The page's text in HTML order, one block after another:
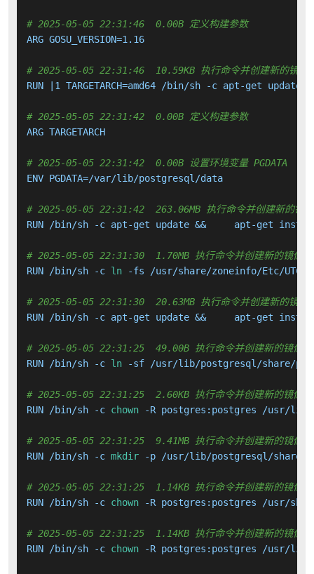
# 2025-05-05 22:31:46  0.00B 定义构建参数
ARG GOSU_VERSION=1.16
# 2025-05-05 22:31:46  10.59KB 执行命令并创建新的镜像
RUN |1 TARGETARCH=amd64 /bin/sh -c apt-get
# 2025-05-05 22:31:42  0.00B 定义构建参数
ARG TARGETARCH
# 2025-05-05 22:31:42  0.00B 设置环境变量 PGDATA
ENV PGDATA=/var/lib/postgresql/data
# 2025-05-05 22:31:42  263.06MB 执行命令并创建新的镜
RUN /bin/sh -c apt-get update &&     apt-get
# 2025-05-05 22:31:30  1.70MB 执行命令并创建新的镜像层
RUN /bin/sh -c ln -fs /usr/share/zoneinfo/Etc/
# 2025-05-05 22:31:30  20.63MB 执行命令并创建新的镜像
RUN /bin/sh -c apt-get update &&     apt-get
# 2025-05-05 22:31:25  49.00B 执行命令并创建新的镜像层
RUN /bin/sh -c ln -sf /usr/lib/postgresql/share/
# 2025-05-05 22:31:25  2.60KB 执行命令并创建新的镜像层
RUN /bin/sh -c chown -R postgres:postgres /usr/
# 2025-05-05 22:31:25  9.41MB 执行命令并创建新的镜像层
RUN /bin/sh -c mkdir -p /usr/lib/postgresql/share/
# 2025-05-05 22:31:25  1.14KB 执行命令并创建新的镜像层
RUN /bin/sh -c chown -R postgres:postgres /usr/
# 2025-05-05 22:31:25  1.14KB 执行命令并创建新的镜像层
RUN /bin/sh -c chown -R postgres:postgres /usr/